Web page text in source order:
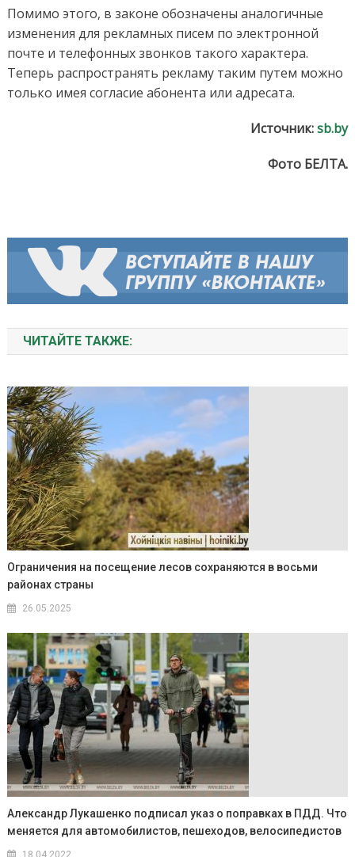
Помимо этого, в законе обозначены аналогичные
изменения для рекламных писем по электронной
почте и телефонных звонков такого характера.
Теперь распространять рекламу таким путем можно
только имея согласие абонента или адресата.
Источник:sb.by
Фото БЕЛТА.
ЧИТАЙТЕ ТАКЖЕ:
Ограничения на посещение лесов сохраняются в восьми
районах страны
26.05.2025
Александр Лукашенко подписал указ о поправках в ПДД. Что
меняется для автомобилистов, пешеходов, велосипедистов
18.04.2022